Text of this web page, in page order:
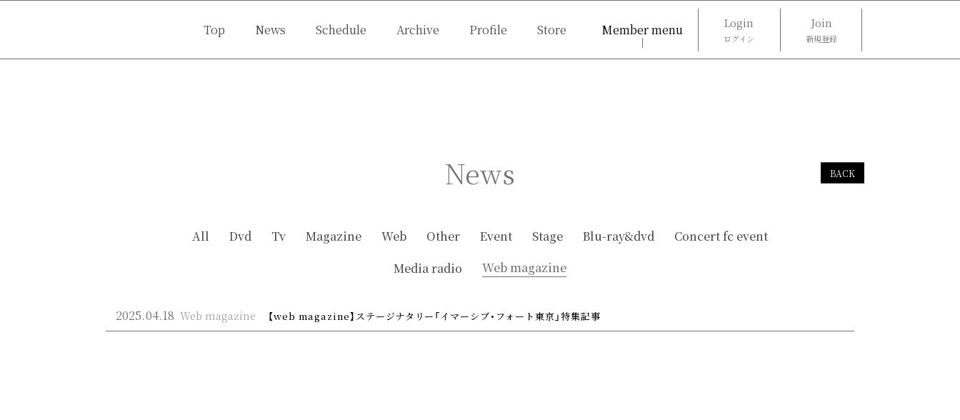
Top News Schedule Archive Profile Store Member menu Login
ログイン
Join
新規登録
Live Streaming Today’s Quote
News BACK
All Dvd Tv Magazine Web Other Event Stage Blu-ray&dvd
Concert fc event
Media radio
Web magazine
2025.04.18 Web magazine 【web magazine】ステージナタリー「イマーシブ・フォート東京」特集記事